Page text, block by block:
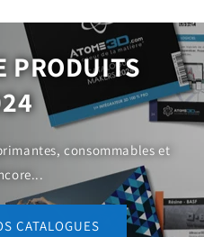
PRODUITS
consommables et
CATALOGUES